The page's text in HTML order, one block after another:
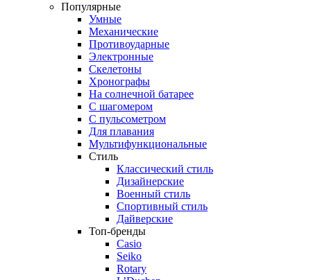
Популярные
Умные
Механические
Противоударные
Электронные
Скелетоны
Хронографы
На солнечной батарее
С шагомером
С пульсометром
Для плавания
Мультифункциональные
Стиль
Классический стиль
Дизайнерские
Военный стиль
Спортивный стиль
Дайверские
Топ-бренды
Casio
Seiko
Rotary